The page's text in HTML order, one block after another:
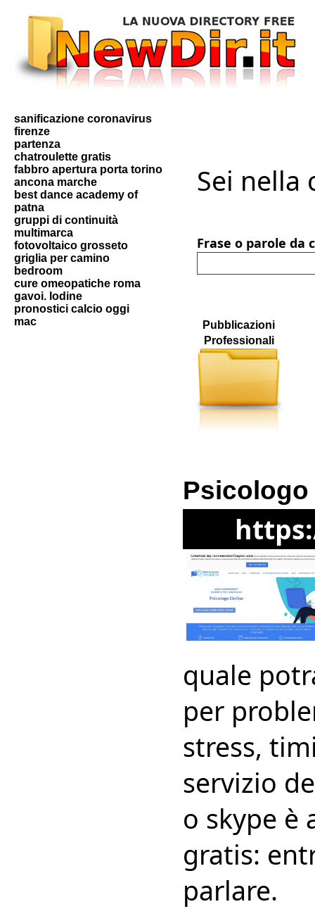
sanificazione coronavirus
firenze
partenza
chatroulette gratis
fabbro apertura porta torino
ancona marche
best dance academy of
patna
gruppi di continuità
multimarca
fotovoltaico grosseto
griglia per camino
bedroom
cure omeopatiche roma
gavoi. lodine
pronostici calcio oggi
mac
Sei
Frase o parole da
Pubblicazioni
Professionali
Psicologo
quale
per
stress,
servizio
o skype è
gratis:
parlare.